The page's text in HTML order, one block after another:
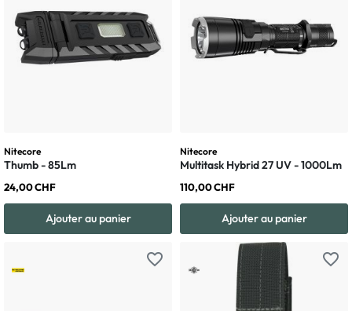
Nitecore
Thumb - 85Lm
24,00 CHF
Ajouter au panier
Nitecore
Multitask Hybrid 27 UV - 1000Lm
110,00 CHF
Ajouter au panier
favorite_border favorite_border